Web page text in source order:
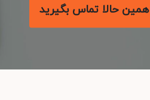
همین حالا تماس بگیرید